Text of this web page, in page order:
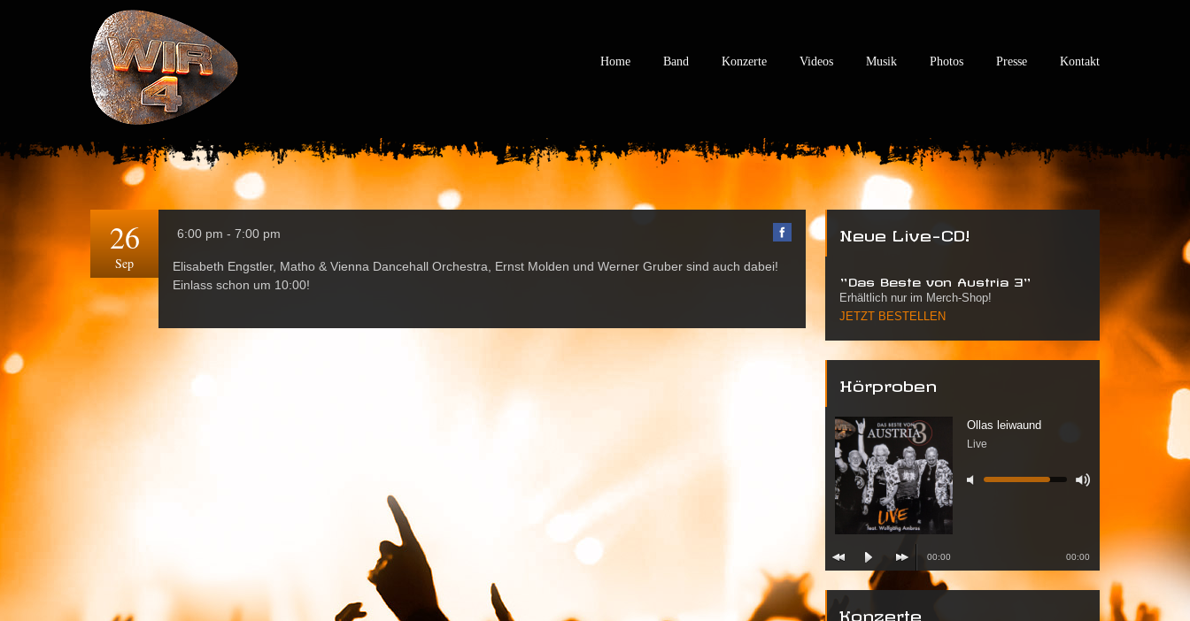
Home Band Konzerte Videos Musik Photos Presse Kontakt
26
Sep
6:00 pm - 7:00 pm
Elisabeth Engstler, Matho & Vienna Dancehall Orchestra, Ernst Molden und Werner Gruber sind auch dabei!
Einlass schon um 10:00!
Neue Live-CD!
"Das Beste von Austria 3"
Erhältlich nur im Merch-Shop!
JETZT BESTELLEN
Hörproben
Ollas leiwaund
Live
00:00 00:00
Konzerte